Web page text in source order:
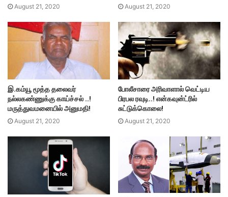
August 21, 2020 August 21, 2020
இ.கம்யூ மூத்த தலைவர்
நல்லகண்ணுக்கு காய்ச்சல் ..!
மருத்துவமனையில் அனுமதி!
August 21, 2020
போலீசாரை அரிவாளால் வெட்டிய
பிரபல ரவுடி..! என்கவுன்ட்ரில்
சுட்டுக்கொலை!
August 21, 2020